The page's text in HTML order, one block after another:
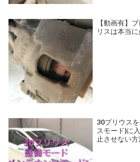
【動画有】
リスは本当
30プリウス
スモード)に
止させない方